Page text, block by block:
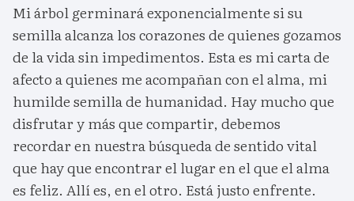
Mi árbol germinará exponencialmente si su
semilla alcanza los corazones de quienes gozamos
de la vida sin impedimentos. Esta es mi carta de
afecto a quienes me acompañan con el alma, mi
humilde semilla de humanidad. Hay mucho que
disfrutar y más que compartir, debemos
recordar en nuestra búsqueda de sentido vital
que hay que encontrar el lugar en el que el alma
es feliz. Allí es, en el otro. Está justo enfrente.